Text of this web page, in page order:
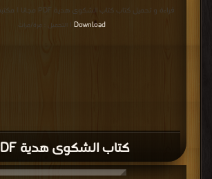
كتاب الشكوى هدية PDF
قراءة و تحميل كتاب كتاب الشكوى هدية PDF مجانا | مكتبة >
Download | التحميل : مرة/مرات